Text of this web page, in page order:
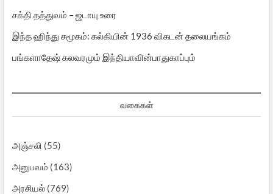
சக்தி தத்துவம் – ஜடாயு உரை
இந்த ஹிந்து சமூகம்: கல்கியின் 1936 விகடன் தலையங்கம்
பங்களாதேஷ் கலவரமும் இந்தியாவின்பாதுகாப்பும்
வகைகள்
அஞ்சலி (55)
அனுபவம் (163)
அரசியல்(769)